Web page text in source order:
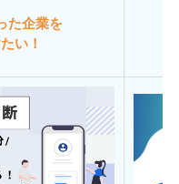
た企業を
い！